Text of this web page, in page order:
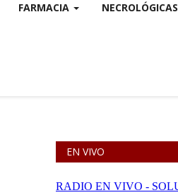
FARMACIA NECROLÓGICAS
EN VIVO